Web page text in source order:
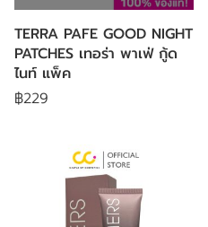
TERRA PAFE GOOD NIGHT
PATCHES เทอร่า พาเฟ่ กู้ด
ไนท์ แพ็ค
฿229